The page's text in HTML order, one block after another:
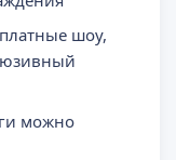
шоу,
можно